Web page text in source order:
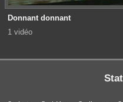
Donnant donnant
1 vidéo